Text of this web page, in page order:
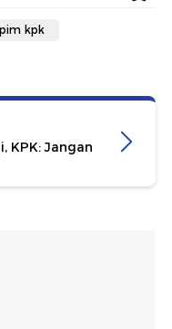
kpk
KPK: Jangan